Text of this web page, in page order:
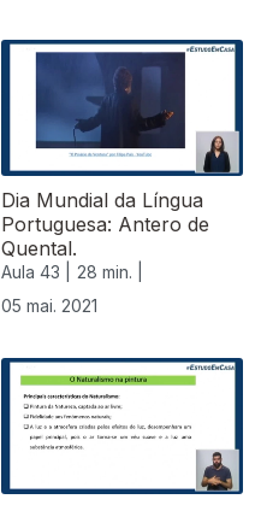
Dia Mundial da Língua
Portuguesa: Antero de
Quental.
Aula 43 |
28 min. |
05 mai. 2021